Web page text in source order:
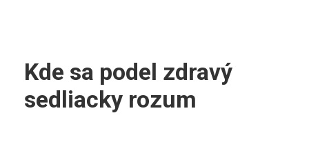
Kde sa podel zdravý
sedliacky rozum